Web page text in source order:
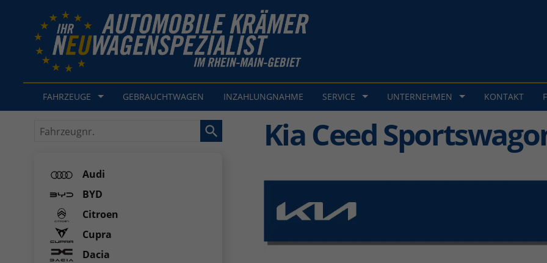
FAHRZEUGE GEBRAUCHTWAGEN INZAHLUNGNAHME SERVICE UNTERNEHMEN KONTAKT
Kia Ceed
Fahrzeugnr.
Audi
BYD
Citroen
Cupra
Dacia